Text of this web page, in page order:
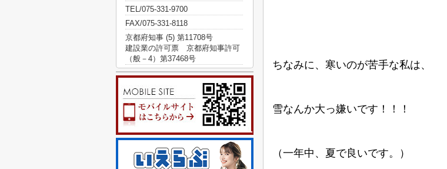
ちなみに、寒いのが苦手な私は、
雪なんか大っ嫌いです！！！
（一年中、夏で良いです。）
TEL/075-331-9700
FAX/075-331-8118
京都府知事 (5) 第11708号
建設業の許可票 京都府知事許可
（般－4）第37468号